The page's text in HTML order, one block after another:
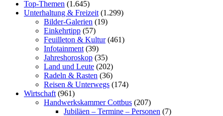
Top-Themen (1.645)
Unterhaltung & Freizeit (1.299)
Bilder-Galerien (19)
Einkehrtipp (57)
Feuilleton & Kultur(461)
Infotainment (39)
Jahreshoroskop (35)
Land und Leute (202)
Radeln & Rasten (36)
Reisen & Unterwegs (174)
Wirtschaft (961)
Handwerkskammer Cottbus (207)
Jubiläen – Termine – Personen (7)